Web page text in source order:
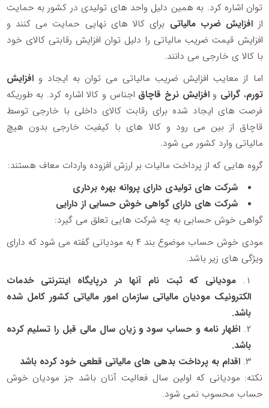
توان اشاره کرد. به همین دلیل واحد های تولیدی در کشور به حمایت
از افزایش ضرب مالیاتی برای کالا های نهایی حمایت می کنند و
افزایش قیمت ضریب مالیاتی را دلیل توان افزایش رقابتی کالای خود
با کالا ی خارجی می دانند.
اما از معایب افزایش ضریب مالیاتی می توان به ایجاد وافزایش
تورم،گرانی وافزایش نرخ قاچاق اجناس و کالا اشاره کرد. به طوریکه
فرصت های ایجاد شده برای رقابت کالای داخلی با خارجی توسط
قاچاق از بین می رود و کالا های با کیفیت خارجی بدون هیچ
مالیاتی وارد کشور می شود.
گروه هایی که از پرداخت مالیات بر ارزش افزوده واردات معاف هستند:
شرکت های تولیدی دارای پروانه بهره برداری
شرکت های دارای گواهی خوش حسابی از دارایی
گواهی خوش حسابی به چه شرکت هایی تعلق می گیرد:
مودی خوش حساب موضوع بند ۴ به مودیانی گفته می شود که دارای
ویژگی های زیر باشد.
مودیانی که ثبت نام آنها در درپایگاه اینترنتی خدمات
الکترونیک مودیان مالیاتی سازمان امور مالیاتی کشور کامل شده
باشد.
اظهار نامه و حساب سود و زیان سال مالی قبل را تسلیم کرده
باشد.
اقدام به پرداخت بدهی های مالیاتی قطعی خود کرده باشد
نکته: مودیانی که اولین سال فعالیت آنان باشد جز مودیان خوش
حساب محسوب نمی شود.